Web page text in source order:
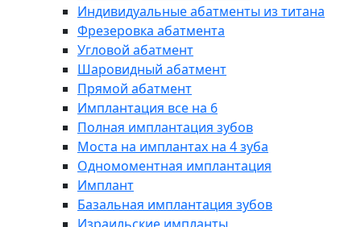
Индивидуальные абатменты из титана
Фрезеровка абатмента
Угловой абатмент
Шаровидный абатмент
Прямой абатмент
Имплантация все на 6
Полная имплантация зубов
Моста на имплантах на 4 зуба
Одномоментная имплантация
Имплант
Базальная имплантация зубов